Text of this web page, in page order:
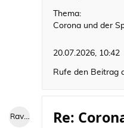
Thema:
Corona und der
20.07.2026, 10:42
Rufe den Beitrag
RaviniII Re: